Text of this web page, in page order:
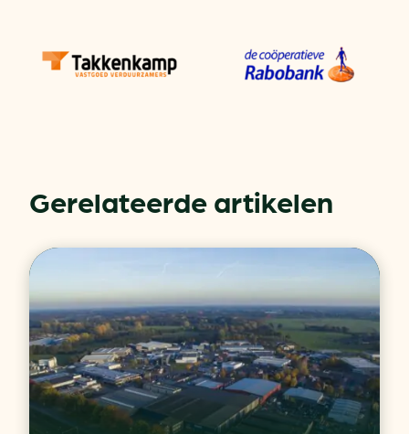
Gerelateerde artikelen